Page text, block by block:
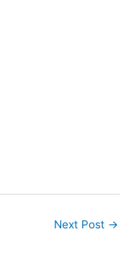
Next Post →